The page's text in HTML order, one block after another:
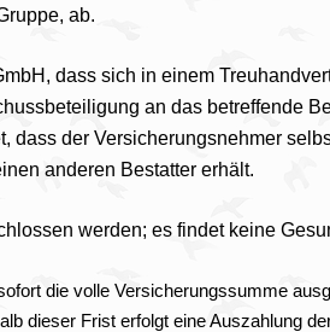
ab.
dass sich in einem
an das betreffende
der Versicherungsnehmer
anderen Bestatter erhält.
werden; es findet keine
die volle Versicherungssumme
dieser Frist erfolgt eine Auszahlung